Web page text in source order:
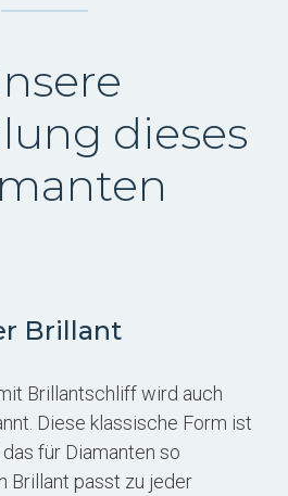
dieses
Brillant
Brillantschliff wird auch
Diese klassische Form ist
für Diamanten so
Brillant passt zu jeder